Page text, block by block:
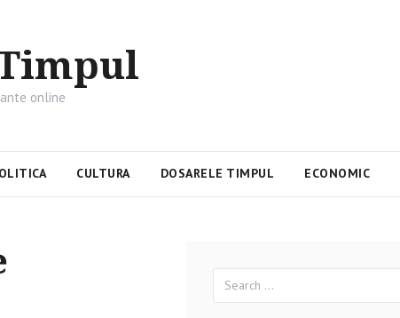
online
CULTURA DOSARELE TIMPUL ECONOMIC
for: